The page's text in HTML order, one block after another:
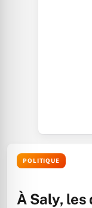
POLITIQUE
À Saly,